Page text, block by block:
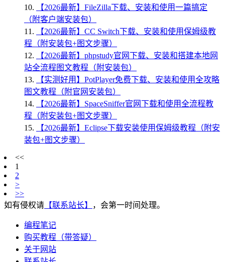
10.
【2026最新】FileZilla下载、安装和使用一篇搞定
（附客户端安装包）
11.
【2026最新】CC Switch下载、安装和使用保姆级教
程（附安装包+图文步骤）
12.
【2026最新】phpstudy官网下载、安装和搭建本地网
站全流程图文教程（附安装包）
13.
【实测好用】PotPlayer免费下载、安装和使用全攻略
图文教程（附官网安装包）
14.
【2026最新】SpaceSniffer官网下载和使用全流程教
程（附安装包+图文步骤）
15.
【2026最新】Eclipse下载安装使用保姆级教程（附安
装包+图文步骤）
<<
1
2
>
>>
如有侵权请 【联系站长】 ，会第一时间处理。
编程笔记
购买教程（带答疑）
关于网站